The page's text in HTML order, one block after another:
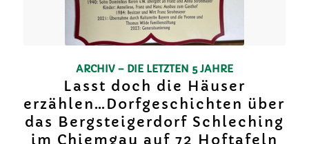
ARCHIV – DIE LETZTEN 5 JAHRE
Lasst doch die Häuser
erzählen…Dorfgeschichten über
das Bergsteigerdorf Schleching
im Chiemgau auf 72 Hoftafeln